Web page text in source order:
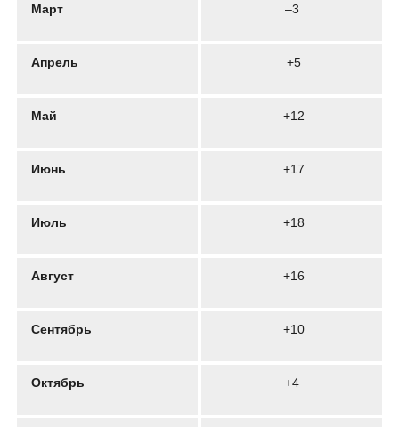
Март –3
Апрель +5
Май +12
Июнь +17
Июль +18
Август +16
Сентябрь +10
Октябрь +4